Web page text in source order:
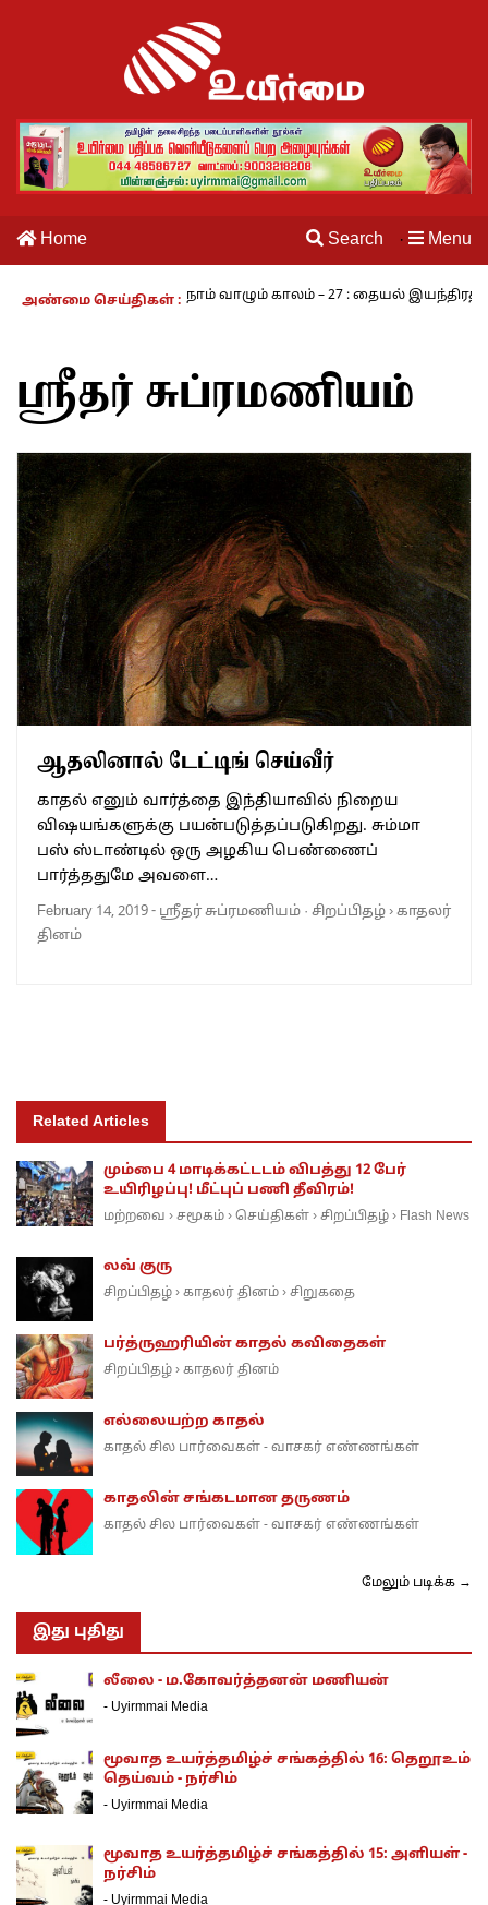
Home Search · Menu
அண்மை செய்திகள் :
- அ.ராமசாமி நாம் வாழும் காலம் – 27 : தையல் இயந்திரத்தின்
ஸ்ரீதர் சுப்ரமணியம்
ஆதலினால் டேட்டிங் செய்வீர்
காதல் எனும் வார்த்தை இந்தியாவில் நிறைய
விஷயங்களுக்கு பயன்படுத்தப்படுகிறது. சும்மா
பஸ் ஸ்டாண்டில் ஒரு அழகிய பெண்ணைப்
பார்த்ததுமே அவளை…
February 14, 2019- ஸ்ரீதர் சுப்ரமணியம் · சிறப்பிதழ்›காதலர்
தினம்
Related Articles
மும்பை 4 மாடிக்கட்டடம் விபத்து 12 பேர்
உயிரிழப்பு! மீட்புப் பணி தீவிரம்!
மற்றவை › சமூகம் › செய்திகள் › சிறப்பிதழ் › Flash News
லவ் குரு
சிறப்பிதழ் › காதலர் தினம் › சிறுகதை
பர்த்ருஹரியின் காதல் கவிதைகள்
சிறப்பிதழ் › காதலர் தினம்
எல்லையற்ற காதல்
காதல் சில பார்வைகள் - வாசகர் எண்ணங்கள்
காதலின் சங்கடமான தருணம்
காதல் சில பார்வைகள் - வாசகர் எண்ணங்கள்
மேலும் படிக்க →
இது புதிது
லீலை - ம.கோவர்த்தனன் மணியன்
- Uyirmmai Media
மூவாத உயர்த்தமிழ்ச் சங்கத்தில் 16: தெறூஉம்
தெய்வம் - நர்சிம்
- Uyirmmai Media
மூவாத உயர்த்தமிழ்ச் சங்கத்தில் 15: அளியள் -
நர்சிம்
- Uyirmmai Media